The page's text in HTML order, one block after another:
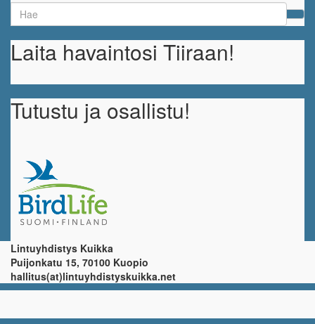
Search
for:
Laita havaintosi Tiiraan!
Tutustu ja osallistu!
Lintuyhdistys Kuikka
Puijonkatu 15, 70100 Kuopio
hallitus(at)lintuyhdistyskuikka.net